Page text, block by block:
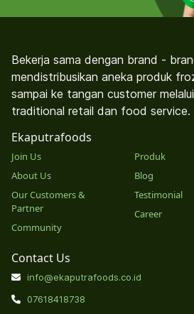
Bekerja sama dengan brand -
mendistribusikan aneka produk
sampai ke tangan customer
traditional retail dan food service.
Ekaputrafoods
Join Us
About Us
Our Customers &
Partner
Community
Produk
Blog
Testimonial
Career
Contact Us
info@ekaputrafoods.co.id
07618418738